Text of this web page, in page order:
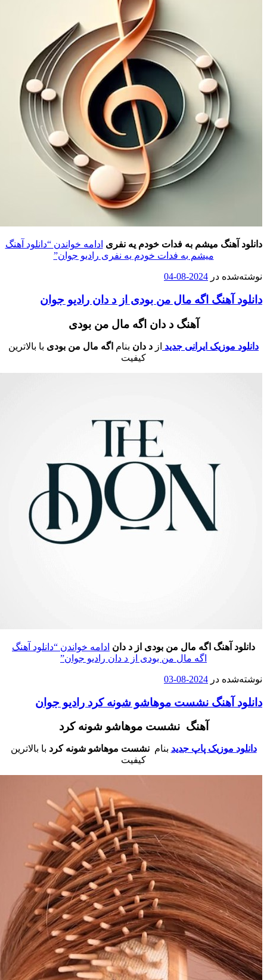
آهنگ میشم به فدات خودم یه نفری ادامه خواندن“دانلود آهنگ
میشم به فدات خودم یه نفری رادیو جوان”
در 2024-08-04
آهنگ اگه مال من بودی از د دان رادیو جوان
آهنگ د دان اگه مال من بودی
دانلود موزیک ایرانی جدید ازد دانبناماگه مال من بودیبا بالاترین
کیفیت
دانلود آهنگاگه مال من بودیازد دان ادامه خواندن“دانلود آهنگ
اگه مال من بودی از د دان رادیو جوان”
در 2024-08-03
آهنگ نشست موهاشو شونه کرد رادیو جوان
آهنگ نشست موهاشو شونه کرد
دانلود موزیک پاپ جدید بنامنشست موهاشو شونه کردبا بالاترین
کیفیت